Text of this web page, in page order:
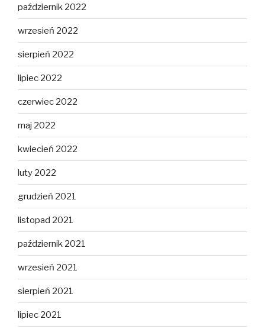
październik 2022
wrzesień 2022
sierpień 2022
lipiec 2022
czerwiec 2022
maj 2022
kwiecień 2022
luty 2022
grudzień 2021
listopad 2021
październik 2021
wrzesień 2021
sierpień 2021
lipiec 2021